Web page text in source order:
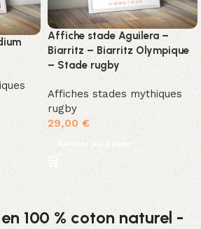
Affiche stade Aguilera –
Biarritz – Biarritz Olympique
– Stade rugby
Affiches stades mythiques
rugby
29,00 €
Ajouter au panier
100 % coton naturel -